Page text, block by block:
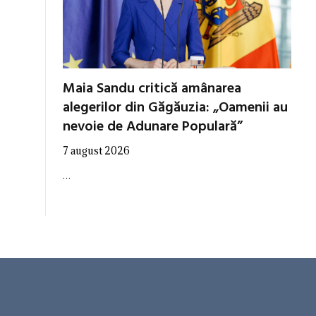
Maia Sandu critică amânarea
alegerilor din Găgăuzia: „Oamenii au
nevoie de Adunare Populară”
7 august 2026
…